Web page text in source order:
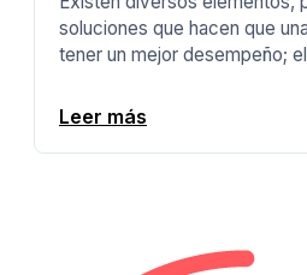
soluciones que hacen que
tener un mejor desempeño;
Leer más